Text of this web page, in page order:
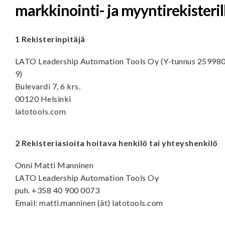
markkinointi- ja
1 Rekisterinpitäjä
LATO Leadership Automation Tools Oy (Y-tunnus
9)
Bulevardi 7, 6 krs.
00120 Helsinki
latotools.com
2 Rekisteriasioita hoitava henkilö tai yhteyshenkilö
Onni Matti Manninen
LATO Leadership Automation Tools Oy
puh. +358 40 900 0073
Email: matti.manninen (ät) latotools.com